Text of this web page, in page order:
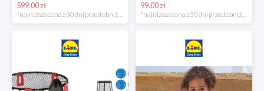
599.00 zł
*najniższa cena z 30 dni przed obniżką
99.00 zł
*najniższa cena z 30 dni przed obniżką